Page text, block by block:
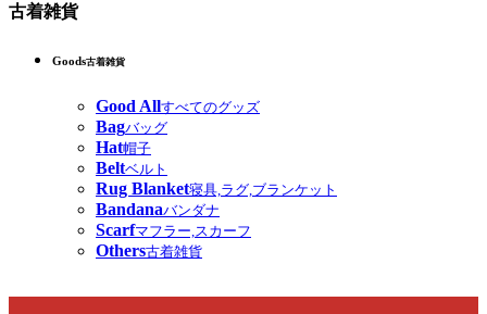
古着雑貨
Goods古着雑貨
Good Allすべてのグッズ
Bagバッグ
Hat帽子
Beltベルト
Rug Blanket寝具,ラグ,ブランケット
Bandanaバンダナ
Scarfマフラー,スカーフ
Others古着雑貨